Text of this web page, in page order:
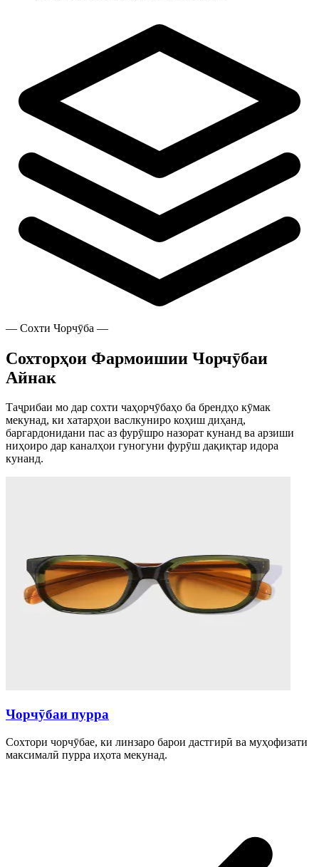
— Сохти Чорчӯба —
Сохторҳои Фармоишии Чорчӯбаи
Айнак
Таҷрибаи мо дар сохти чаҳорчӯбаҳо ба брендҳо кӯмак
мекунад, ки хатарҳои васлкуниро коҳиш диҳанд,
баргардонидани пас аз фурӯшро назорат кунанд ва арзиши
ниҳоиро дар каналҳои гуногуни фурӯш дақиқтар идора
кунанд.
Чорчӯбаи пурра
Сохтори чорчӯбае, ки линзаро барои дастгирӣ ва муҳофизати
максималӣ пурра иҳота мекунад.